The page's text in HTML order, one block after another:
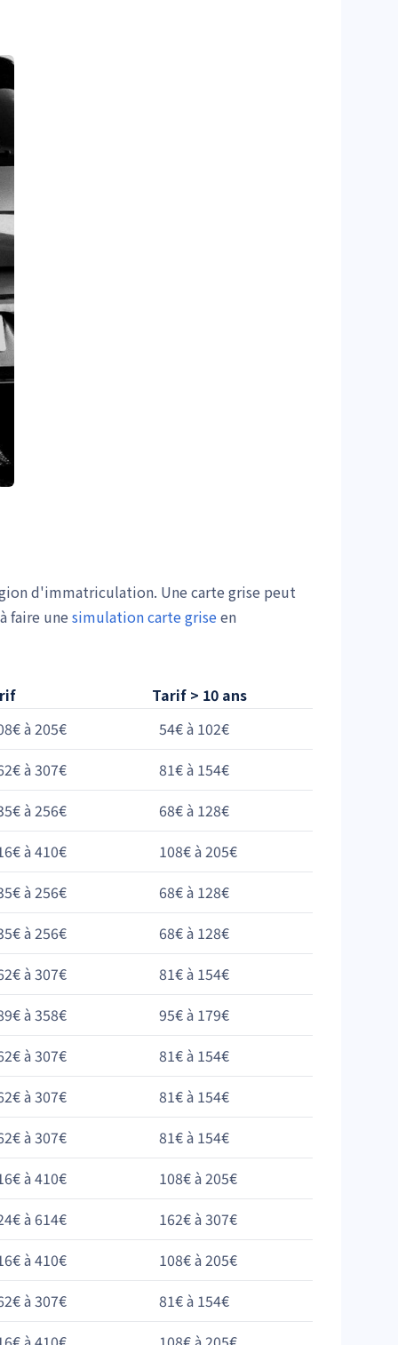
d'immatriculation. Une carte grise peut
faire une simulation carte griseen
Tarif > 10 ans
à 205€
54€ à 102€
à 307€
81€ à 154€
à 256€
68€ à 128€
à 410€
108€ à 205€
à 256€
68€ à 128€
à 256€
68€ à 128€
à 307€
81€ à 154€
à 358€
95€ à 179€
à 307€
81€ à 154€
à 307€
81€ à 154€
à 307€
81€ à 154€
à 410€
108€ à 205€
à 614€
162€ à 307€
à 410€
108€ à 205€
à 307€
81€ à 154€